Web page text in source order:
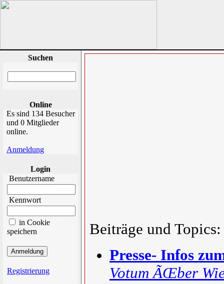
Suchen
Online
Es sind 134 Besucher
und 0 Mitglieder
online.
Anmeldung
Login
Benutzername
Kennwort
in Cookie
speichern
Registrierung
Beiträge und
Presse- Infos
Votum ÃŒber